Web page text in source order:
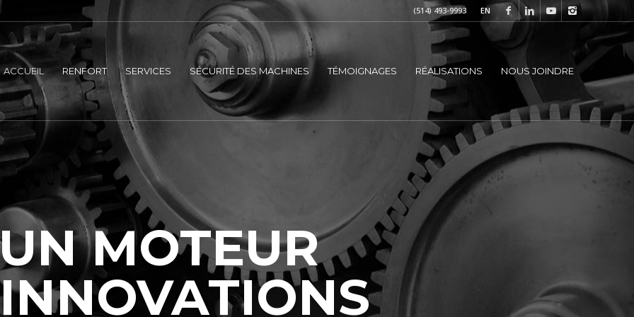
EN
(514) 493-9993
ACCUEIL RENFORT SERVICES SÉCURITÉ DES MACHINES TÉMOIGNAGES RÉALISATIONS NOUS JOINDRE
MOTEUR